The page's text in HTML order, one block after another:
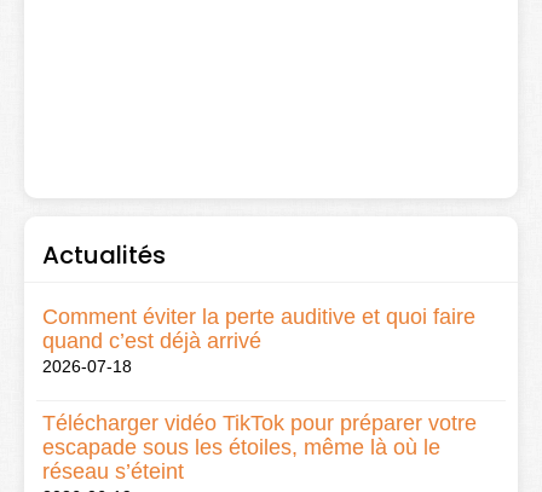
Actualités
Comment éviter la perte auditive et quoi faire
quand c’est déjà arrivé
2026-07-18
Télécharger vidéo TikTok pour préparer votre
escapade sous les étoiles, même là où le
réseau s’éteint